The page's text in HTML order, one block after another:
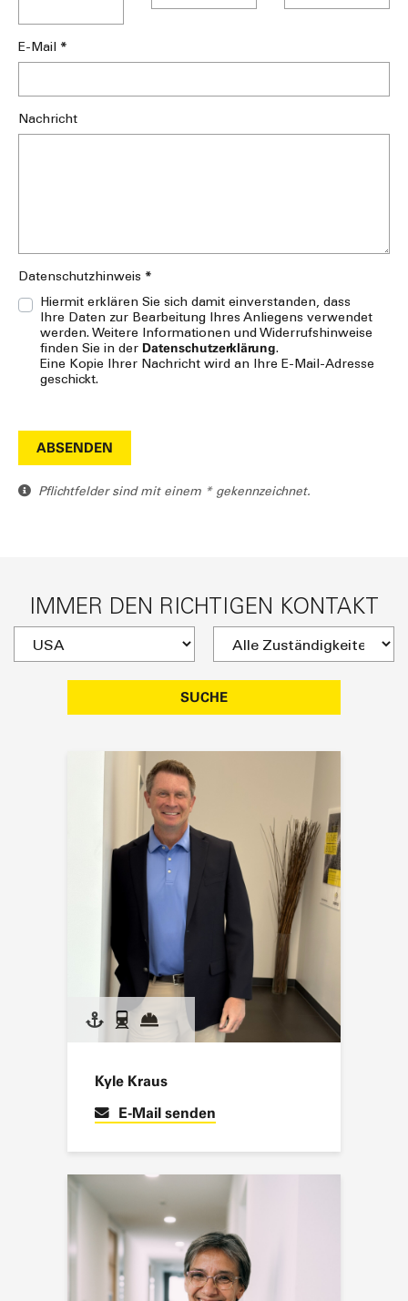
E-Mail *
Nachricht
Datenschutzhinweis *
Hiermit erklären Sie sich damit einverstanden, dass
Ihre Daten zur Bearbeitung Ihres Anliegens verwendet
werden. Weitere Informationen und Widerrufshinweise
finden Sie in der Datenschutzerklärung.
Eine Kopie Ihrer Nachricht wird an Ihre E-Mail-Adresse
geschickt.
Pflichtfelder sind mit einem * gekennzeichnet.
IMMER DEN RICHTIGEN KONTAKT
SUCHE
Kyle Kraus
E-Mail senden